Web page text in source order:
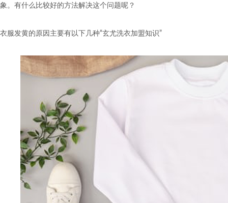
象。有什么比较好的方法解决这个问题呢？
衣服发黄的原因主要有以下几种“玄尤洗衣加盟知识”